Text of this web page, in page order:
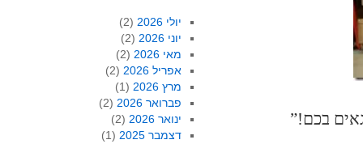
בכם!”
יולי 2026
(2)
יוני 2026
(2)
מאי 2026
(2)
אפריל 2026
(2)
מרץ 2026
(1)
פברואר 2026
(2)
ינואר 2026
(2)
דצמבר 2025
(1)